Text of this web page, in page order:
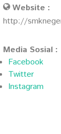
Website :
http://
Media Sosial :
Facebook
Twitter
Instagram